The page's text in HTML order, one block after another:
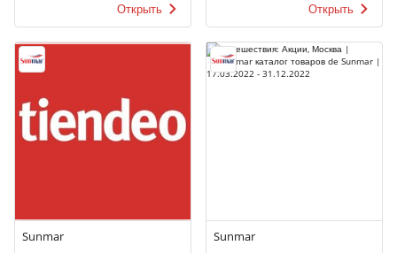
Открыть Открыть
Sunmar Sunmar